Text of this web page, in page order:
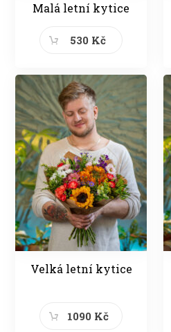
Malá letní kytice
530 Kč
Velká letní kytice
1090 Kč